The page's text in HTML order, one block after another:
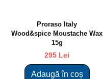
Proraso Italy
Wood&spice Moustache Wax
15g
295 Lei
Adaugă în coș